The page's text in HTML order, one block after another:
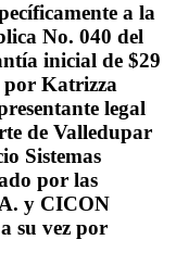
a la
No. 040 del
inicial de $29
por Katrizza
legal
de Valledupar
Sistemas
por las
y CICON
su vez por